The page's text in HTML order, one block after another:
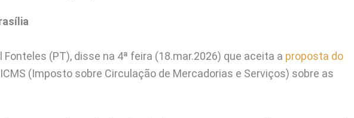
Fonteles (PT), disse na 4ª feira (18.mar.2026) que aceita a proposta do
(Imposto sobre Circulação de Mercadorias e Serviços) sobre as